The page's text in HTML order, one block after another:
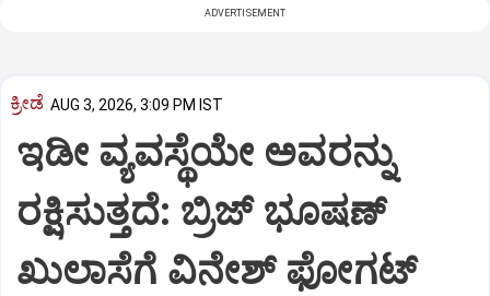
ADVERTISEMENT
ಕ್ರೀಡೆ AUG 3, 2026, 3:09 PM IST
ಇಡೀ ವ್ಯವಸ್ಥೆಯೇ ಅವರನ್ನು
ರಕ್ಷಿಸುತ್ತದೆ: ಬ್ರಿಜ್ ಭೂಷಣ್
ಖುಲಾಸೆಗೆ ವಿನೇಶ್ ಫೋಗಟ್